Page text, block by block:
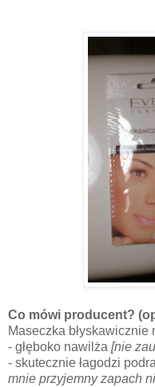
Co mówi producent?
Maseczka
- głęboko nawilża [nie
- skutecznie łagodzi
mnie przyjemny zapach